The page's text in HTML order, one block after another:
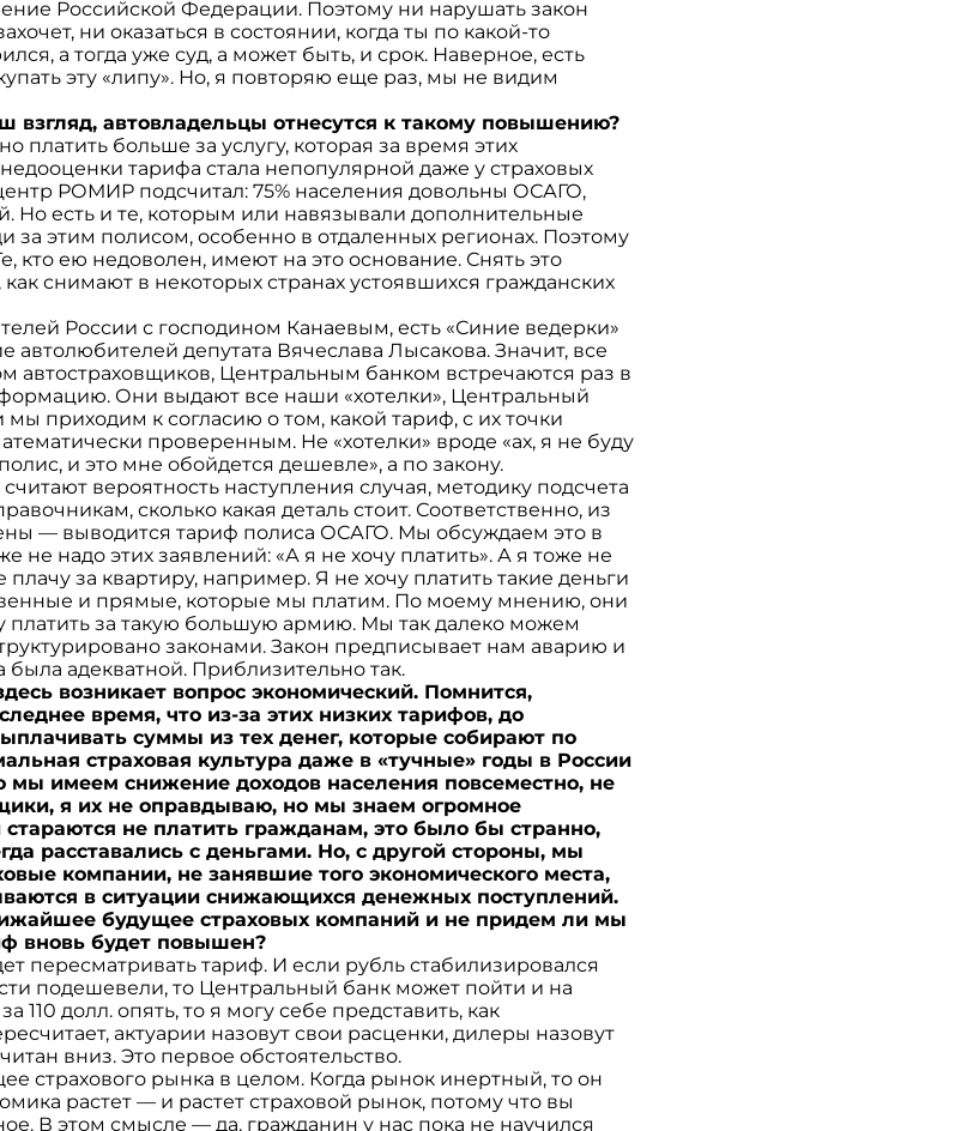
Российской Федерации. Поэтому ни нарушать закон
ни оказаться в состоянии, когда ты по какой-то
а тогда уже суд, а может быть, и срок. Наверное, есть
эту «липу». Но, я повторяю еще раз, мы не видим
взгляд, автовладельцы отнесутся к такому повышению?
платить больше за услугу, которая за время этих
тарифа стала непопулярной даже у страховых
РОМИР подсчитал: 75% населения довольны ОСАГО,
Но есть и те, которым или навязывали дополнительные
за этим полисом, особенно в отдаленных регионах. Поэтому
кто ею недоволен, имеют на это основание. Снять это
снимают в некоторых странах устоявшихся гражданских
России с господином Канаевым, есть «Синие ведерки»
автолюбителей депутата Вячеслава Лысакова. Значит, все
автостраховщиков, Центральным банком встречаются раз в
Они выдают все наши «хотелки», Центральный
мы приходим к согласию о том, какой тариф, с их точки
проверенным. Не «хотелки» вроде «ах, я не буду
и это мне обойдется дешевле», а по закону.
вероятность наступления случая, методику подсчета
сколько какая деталь стоит. Соответственно, из
— выводится тариф полиса ОСАГО. Мы обсуждаем это в
не надо этих заявлений: «А я не хочу платить». А я тоже не
плачу за квартиру, например. Я не хочу платить такие деньги
и прямые, которые мы платим. По моему мнению, они
платить за такую большую армию. Мы так далеко можем
законами. Закон предписывает нам аварию и
была адекватной. Приблизительно так.
возникает вопрос экономический. Помнится,
время, что из-за этих низких тарифов, до
суммы из тех денег, которые собирают по
страховая культура даже в «тучные» годы в России
мы имеем снижение доходов населения повсеместно, не
я их не оправдываю, но мы знаем огромное
стараются не платить гражданам, это было бы странно,
расставались с деньгами. Но, с другой стороны, мы
компании, не занявшие того экономического места,
в ситуации снижающихся денежных поступлений.
будущее страховых компаний и не придем ли мы
вновь будет повышен?
пересматривать тариф. И если рубль стабилизировался
подешевели, то Центральный банк может пойти и на
110 долл. опять, то я могу себе представить, как
актуарии назовут свои расценки, дилеры назовут
вниз. Это первое обстоятельство.
страхового рынка в целом. Когда рынок инертный, то он
растет — и растет страховой рынок, потому что вы
В этом смысле — да, гражданин у нас пока не научился